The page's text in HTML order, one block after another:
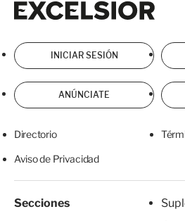
INICIAR SESIÓN
ANÚNCIATE
Directorio
Aviso de Privacidad
Secciones